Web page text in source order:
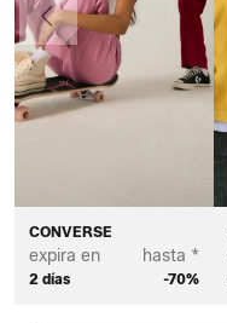
CONVERSE
expira en
2 días
hasta *
-70%
Anteriormente